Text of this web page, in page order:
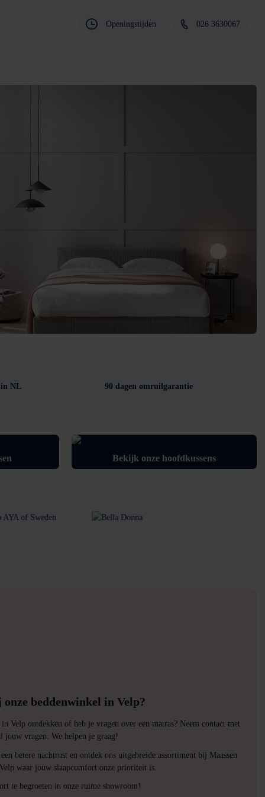
Openingstijden 026 3630067
NL 90 dagen omruilgarantie
Bekijk onze hoofdkussens
beddenwinkel in Velp?
Velp ontdekken of heb je vragen over een matras? Neem contact met
vragen. We helpen je graag!
betere nachtrust en ontdek ons uitgebreide assortiment bij Maassen
waar jouw slaapcomfort onze prioriteit is.
te begroeten in onze ruime showroom!